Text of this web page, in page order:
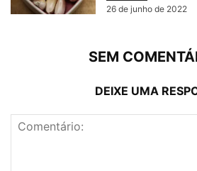
26 de junho de 2022
SEM
DEIXE UMA